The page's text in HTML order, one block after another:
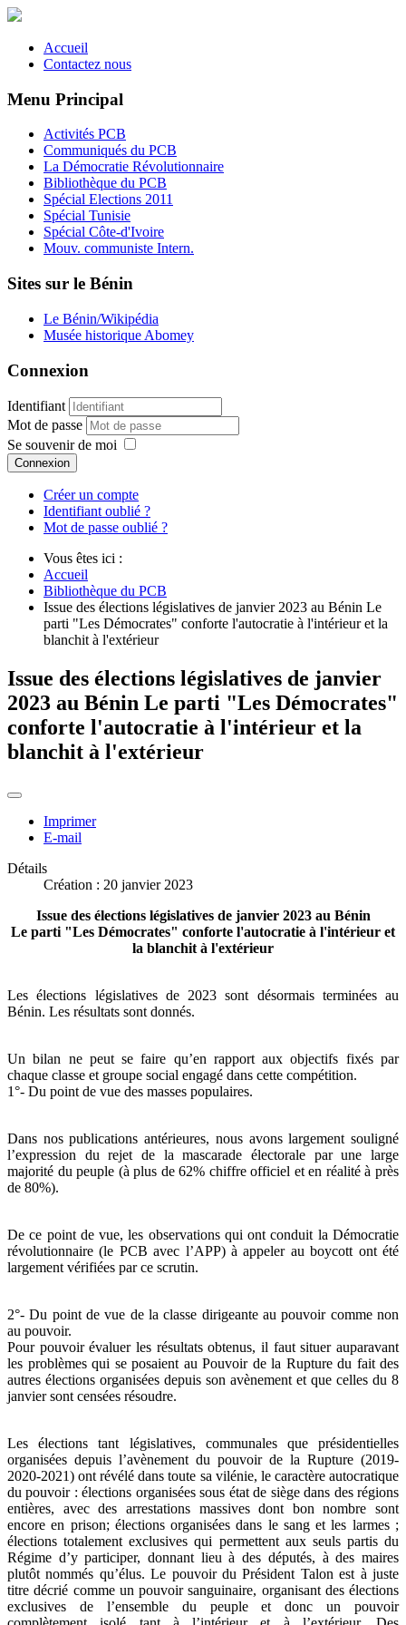
Accueil
Contactez nous
Menu Principal
Activités PCB
Communiqués du PCB
La Démocratie Révolutionnaire
Bibliothèque du PCB
Spécial Elections 2011
Spécial Tunisie
Spécial Côte-d'Ivoire
Mouv. communiste Intern.
Sites sur le Bénin
Le Bénin/Wikipédia
Musée historique Abomey
Connexion
Identifiant
Mot de passe
Se souvenir de moi
Connexion
Créer un compte
Identifiant oublié ?
Mot de passe oublié ?
Vous êtes ici :
Accueil
Bibliothèque du PCB
Issue des élections législatives de janvier 2023 au Bénin Le
parti "Les Démocrates" conforte l'autocratie à l'intérieur et la
blanchit à l'extérieur
Issue des élections législatives de janvier
2023 au Bénin Le parti "Les Démocrates"
conforte l'autocratie à l'intérieur et la
blanchit à l'extérieur
Imprimer
E-mail
Détails
Création : 20 janvier 2023
Issue des élections législatives de janvier 2023 au Bénin
Le parti "Les Démocrates" conforte l'autocratie à l'intérieur et
la blanchit à l'extérieur
Les élections législatives de 2023 sont désormais terminées au
Bénin. Les résultats sont donnés.
Un bilan ne peut se faire qu’en rapport aux objectifs fixés par
chaque classe et groupe social engagé dans cette compétition.
1°- Du point de vue des masses populaires.
Dans nos publications antérieures, nous avons largement souligné
l’expression du rejet de la mascarade électorale par une large
majorité du peuple (à plus de 62% chiffre officiel et en réalité à près
de 80%).
De ce point de vue, les observations qui ont conduit la Démocratie
révolutionnaire (le PCB avec l’APP) à appeler au boycott ont été
largement vérifiées par ce scrutin.
2°- Du point de vue de la classe dirigeante au pouvoir comme non
au pouvoir.
Pour pouvoir évaluer les résultats obtenus, il faut situer auparavant
les problèmes qui se posaient au Pouvoir de la Rupture du fait des
autres élections organisées depuis son avènement et que celles du 8
janvier sont censées résoudre.
Les élections tant législatives, communales que présidentielles
organisées depuis l’avènement du pouvoir de la Rupture (2019-
2020-2021) ont révélé dans toute sa vilénie, le caractère autocratique
du pouvoir : élections organisées sous état de siège dans des régions
entières, avec des arrestations massives dont bon nombre sont
encore en prison; élections organisées dans le sang et les larmes ;
élections totalement exclusives qui permettent aux seuls partis du
Régime d’y participer, donnant lieu à des députés, à des maires
plutôt nommés qu’élus. Le pouvoir du Président Talon est à juste
titre décrié comme un pouvoir sanguinaire, organisant des élections
exclusives de l’ensemble du peuple et donc un pouvoir